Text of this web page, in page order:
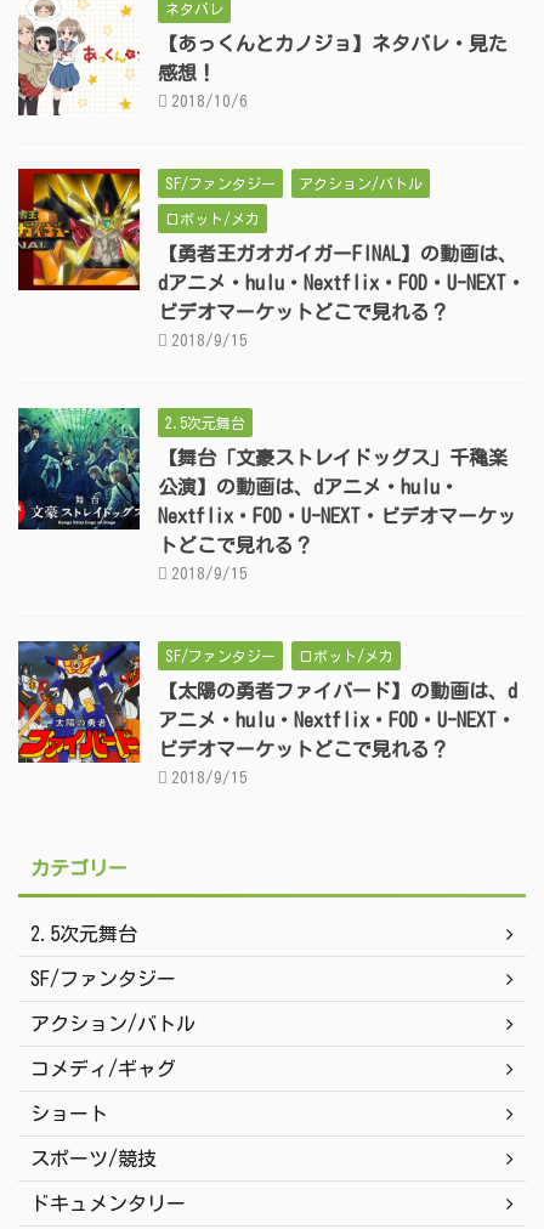
ネタバレ
【あっくんとカノジョ】ネタバレ・見た
感想！
2018/10/6
SF/ファンタジー アクション/バトル
ロボット/メカ
【勇者王ガオガイガーFINAL】の動画は、
dアニメ・hulu・Nextflix・FOD・U-NEXT・
ビデオマーケットどこで見れる？
2018/9/15
2.5次元舞台
【舞台「文豪ストレイドッグス」千穐楽
公演】の動画は、dアニメ・hulu・
Nextflix・FOD・U-NEXT・ビデオマーケッ
トどこで見れる？
2018/9/15
SF/ファンタジー ロボット/メカ
【太陽の勇者ファイバード】の動画は、d
アニメ・hulu・Nextflix・FOD・U-NEXT・
ビデオマーケットどこで見れる？
2018/9/15
カテゴリー
2.5次元舞台
SF/ファンタジー
アクション/バトル
コメディ/ギャグ
ショート
スポーツ/競技
ドキュメンタリー